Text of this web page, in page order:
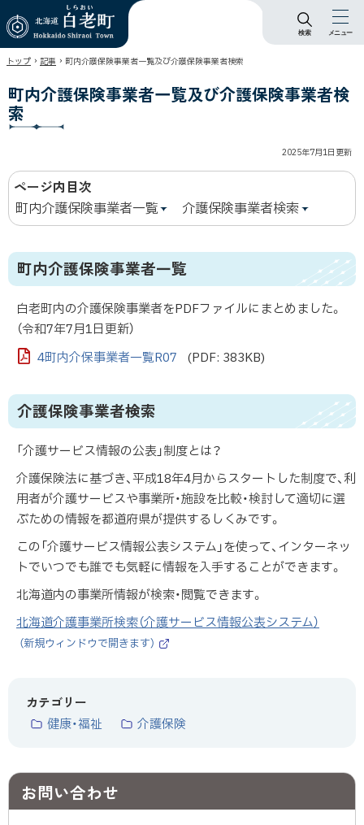
北海道 白老町
Hokkaido Shiraoi
Town
メニュー
検索
トップ › 記事 › 町内介護保険事業者一覧及び介護保険事業者検索
町内介護保険事業者一覧及び介護保険事業者検
索
2025年7月1日 更新
ページ内目次
町内介護保険事業者一覧
介護保険事業者検索
町内介護保険事業者一覧
白老町内の介護保険事業者をPDFファイルにまとめました。
（令和7年7月1日更新）
4町内介保事業者一覧R07
(PDF: 383KB)
介護保険事業者検索
「介護サービス情報の公表」制度とは？
介護保険法に基づき、平成18年4月からスタートした制度で、利
用者が介護サービスや事業所・施設を比較・検討して適切に選
ぶための情報を都道府県が提供するしくみです。
この「介護サービス情報公表システム」を使って、インターネッ
トでいつでも誰でも気軽に情報を入手することができます。
北海道内の事業所情報が検索・閲覧できます。
北海道介護事業所検索（介護サービス情報公表システム）
（新規ウィンドウで開きます）
イ
ト
カテゴリー
健康・福祉 介護保険
お問い合わせ